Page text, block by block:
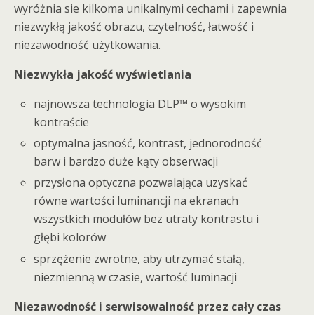
wyróżnia sie kilkoma unikalnymi cechami i zapewnia
niezwykłą jakość obrazu, czytelność, łatwość i
niezawodność użytkowania.
Niezwykła jakość wyświetlania
najnowsza technologia DLP™ o wysokim
kontraście
optymalna jasność, kontrast, jednorodność
barw i bardzo duże kąty obserwacji
przysłona optyczna pozwalająca uzyskać
równe wartości luminancji na ekranach
wszystkich modułów bez utraty kontrastu i
głębi kolorów
sprzężenie zwrotne, aby utrzymać stałą,
niezmienną w czasie, wartość luminacji
Niezawodność i serwisowalność przez cały czas